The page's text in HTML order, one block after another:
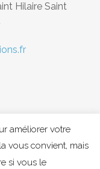
Hilaire Saint
Diastema
améliorer votre
vous convient, mais
si vous le